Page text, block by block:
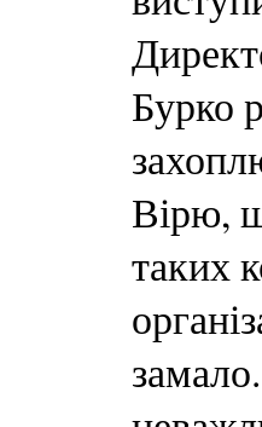
Бурко
Вірю,
таких